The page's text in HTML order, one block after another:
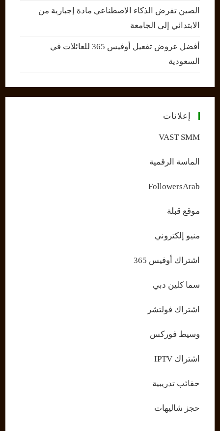
الصين تفرض الذكاء الاصطناعي مادة إجبارية من
الابتدائي إلى الجامعة
أفضل عروض تفعيل أوفيس 365 للعائلات في
السعودية
إعلانات
VAST SMM
الماسة الرقمية
FollowersArab
موقع قبلة
منيو إلكتروني
اشتراك أوفيس 365
سما كلين دبي
اشتراك فولتشر
وسيط فوركس
اشتراك IPTV
حقائب تدريبية
حجز شاليهات